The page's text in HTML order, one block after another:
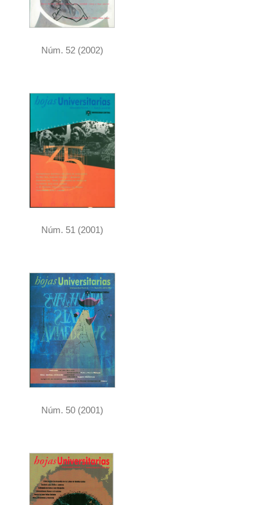
Núm. 52 (2002)
Núm. 51 (2001)
Núm. 50 (2001)